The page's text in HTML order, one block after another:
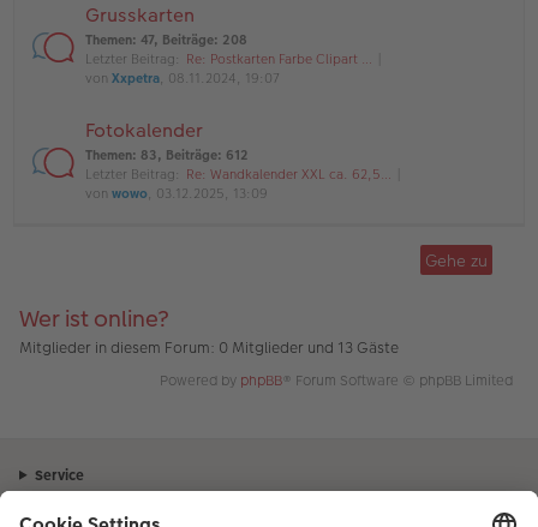
Grusskarten
Themen: 47, Beiträge: 208
Letzter Beitrag: Re: Postkarten Farbe Clipart …
von Xxpetra, 08.11.2024, 19:07
Fotokalender
Themen: 83, Beiträge: 612
Letzter Beitrag: Re: Wandkalender XXL ca. 62,5…
von wowo, 03.12.2025, 13:09
Gehe zu
Wer ist online?
Mitglieder in diesem Forum: 0 Mitglieder und 13 Gäste
Powered by phpBB® Forum Software © phpBB Limited
Service